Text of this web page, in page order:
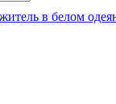
в белом